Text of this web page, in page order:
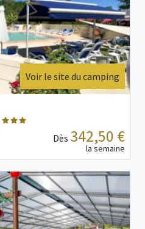
Voir le site du camping
Dès 342,50 €
la semaine